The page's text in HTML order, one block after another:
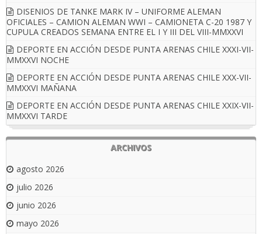
DISENIOS DE TANKE MARK IV – UNIFORME ALEMAN
OFICIALES – CAMION ALEMAN WWI – CAMIONETA C-20 1987 Y
CUPULA CREADOS SEMANA ENTRE EL I Y III DEL VIII-MMXXVI
DEPORTE EN ACCIÓN DESDE PUNTA ARENAS CHILE XXXI-VII-
MMXXVI NOCHE
DEPORTE EN ACCIÓN DESDE PUNTA ARENAS CHILE XXX-VII-
MMXXVI MAÑANA
DEPORTE EN ACCIÓN DESDE PUNTA ARENAS CHILE XXIX-VII-
MMXXVI TARDE
ARCHIVOS
agosto 2026
julio 2026
junio 2026
mayo 2026